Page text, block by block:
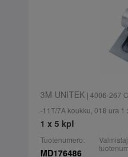
3M UNITEK| 4006-267
-11T/7A koukku, 018 ura 1
1 x 5 kpl
Tuotenumero:
MD176486